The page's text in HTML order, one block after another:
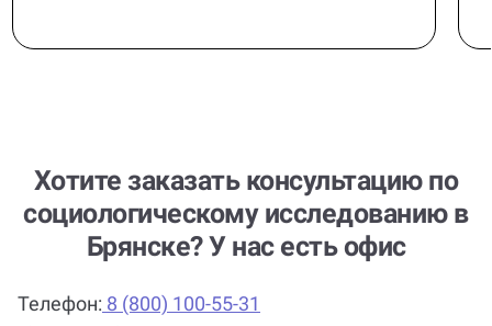
Хотите заказать консультацию по
cоциологическому исследованию в
Брянске? У нас есть офис
Телефон:8 (800) 100-55-31